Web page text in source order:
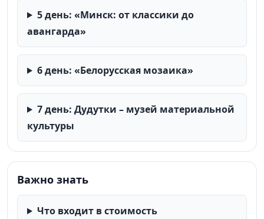
5 день: «Минск: от классики до
авангарда»
6 день: «Белорусская мозаика»
7 день: Дудутки – музей материальной
культуры
Важно знать
Что входит в стоимость